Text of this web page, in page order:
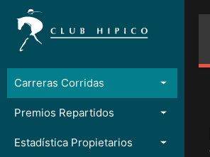
Carreras Corridas
Premios Repartidos
Estadística Propietarios